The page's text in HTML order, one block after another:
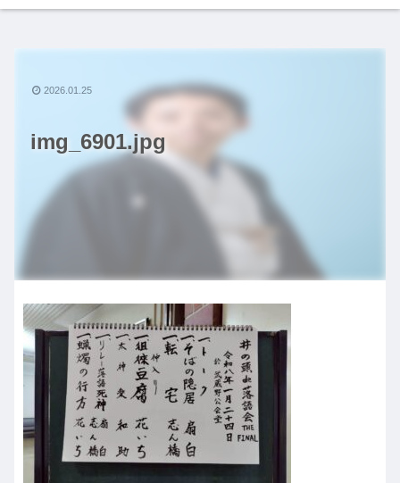
img_6901.jpg
2026.01.25